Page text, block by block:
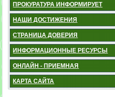
ПРОКУРАТУРА ИНФОРМИРУЕТ
НАШИ ДОСТИЖЕНИЯ
СТРАНИЦА ДОВЕРИЯ
ИНФОРМАЦИОННЫЕ РЕСУРСЫ
ОНЛАЙН - ПРИЕМНАЯ
КАРТА САЙТА